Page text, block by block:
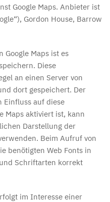
Google Maps. Anbieter ist
Gordon House, Barrow
Google Maps ist es
Diese
an einen Server von
dort gespeichert. Der
Einfluss auf diese
Maps aktiviert ist, kann
Darstellung der
Beim Aufruf von
benötigten Web Fonts in
Schriftarten korrekt
im Interesse einer